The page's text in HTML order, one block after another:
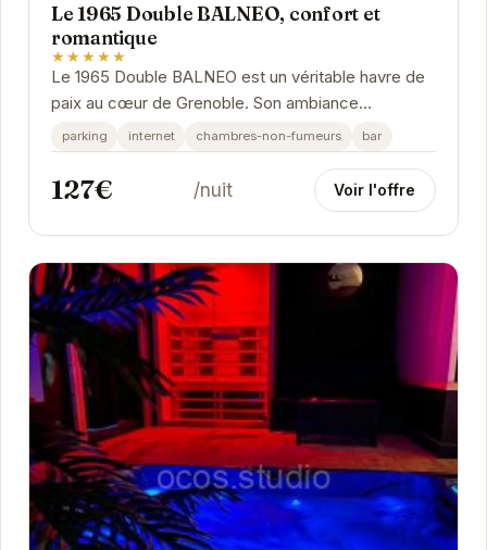
Le 1965 Double BALNEO, confort et
romantique
★★★★★
Le 1965 Double BALNEO est un véritable havre de
paix au cœur de Grenoble. Son ambiance
chaleureuse et ses équipements modernes,
notamment sa...
parking internet chambres-non-fumeurs bar
127€ /nuit Voir l'offre